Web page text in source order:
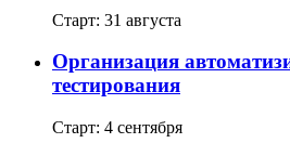
Старт: 31 августа
Организация
тестирования
Старт: 4 сентября